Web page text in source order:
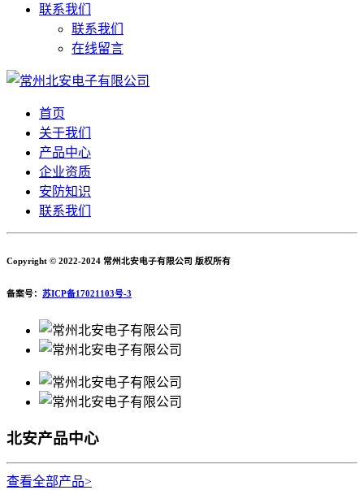
联系我们
联系我们
在线留言
首页
关于我们
产品中心
企业资质
安防知识
联系我们
Copyright © 2022-2024 常州北安电子有限公司 版权所有
备案号： 苏ICP备17021103号-3
北安产品中心
查看全部产品>